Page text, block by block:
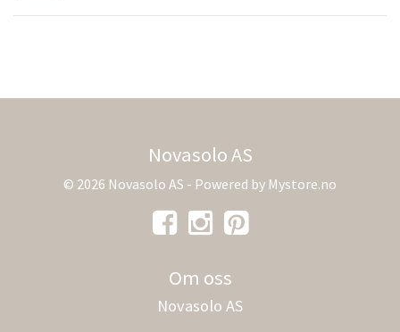
Novasolo AS
© 2026 Novasolo AS - Powered by Mystore.no
Om oss
Novasolo AS